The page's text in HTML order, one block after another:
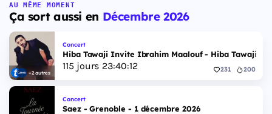
AU MÊME MOMENT
Ça sort aussi en Décembre 2026
+2 autres
Concert
Hiba Tawaji Invite Ibrahim Maalouf - Hiba Tawaji &
115 jours 23:40:11 231 200
Concert
Saez - Grenoble - 1 décembre 2026